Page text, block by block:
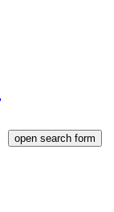
open search form